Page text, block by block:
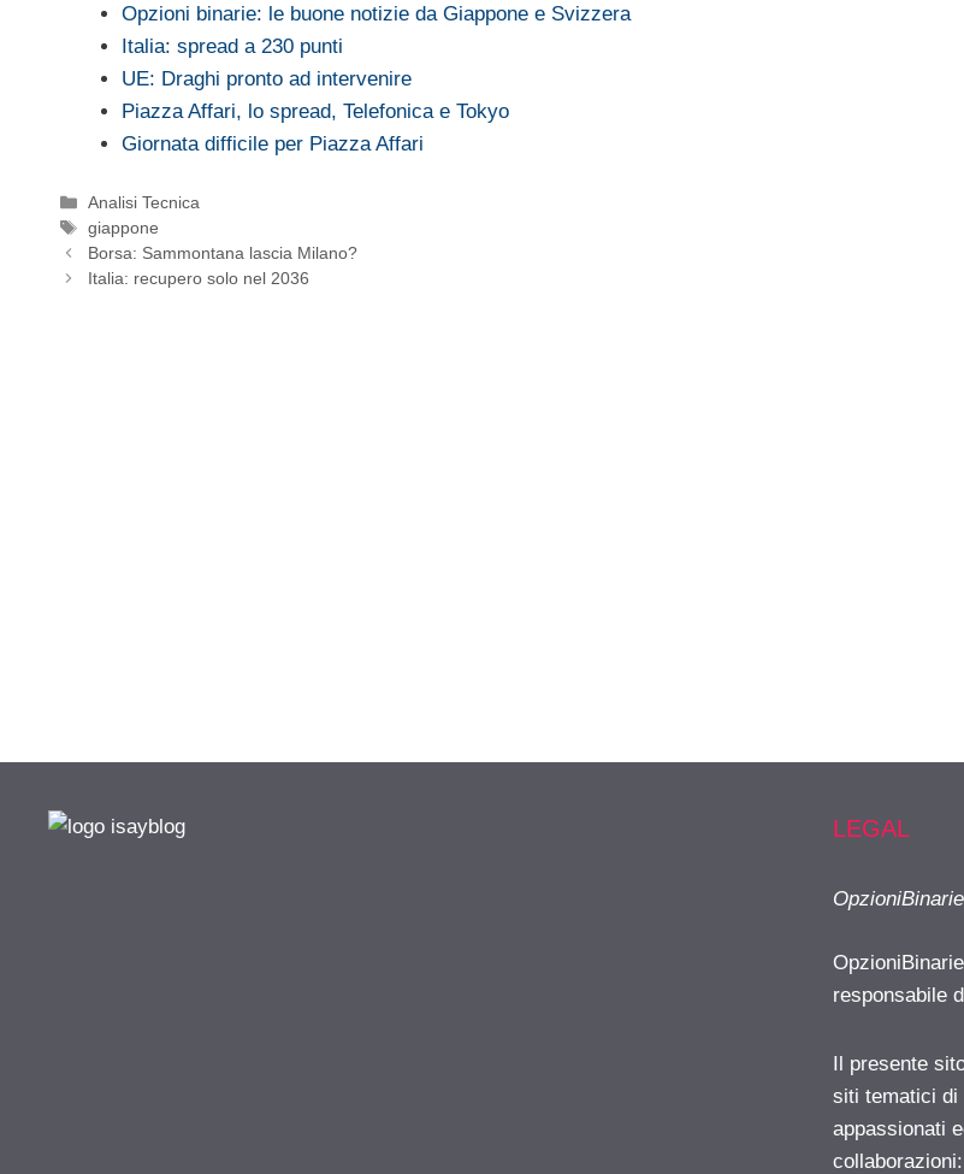
Opzioni binarie: le buone notizie da Giappone e Svizzera
Italia: spread a 230 punti
UE: Draghi pronto ad intervenire
Piazza Affari, lo spread, Telefonica e Tokyo
Giornata difficile per Piazza Affari
Categorie
Analisi Tecnica
Tag
giappone
Borsa: Sammontana lascia Milano?
Italia: recupero solo nel 2036
LEGAL
responsabile
Il presente
siti tematici di
appassionati
collaborazioni: